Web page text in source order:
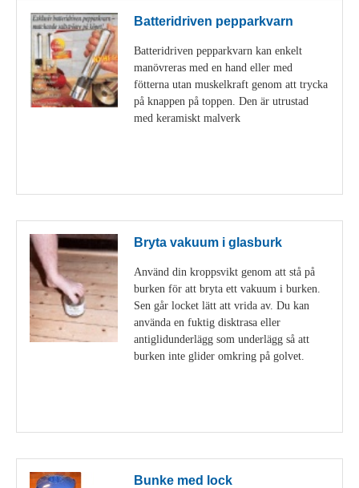
Batteridriven pepparkvarn
Batteridriven pepparkvarn kan enkelt
manövreras med en hand eller med
fötterna utan muskelkraft genom att trycka
på knappen på toppen. Den är utrustad
med keramiskt malverk
Bryta vakuum i glasburk
Använd din kroppsvikt genom att stå på
burken för att bryta ett vakuum i burken.
Sen går locket lätt att vrida av. Du kan
använda en fuktig disktrasa eller
antiglidunderlägg som underlägg så att
burken inte glider omkring på golvet.
Bunke med lock